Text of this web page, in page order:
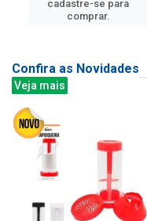
cadastre-se para
comprar.
Confira as Novidades
Veja mais